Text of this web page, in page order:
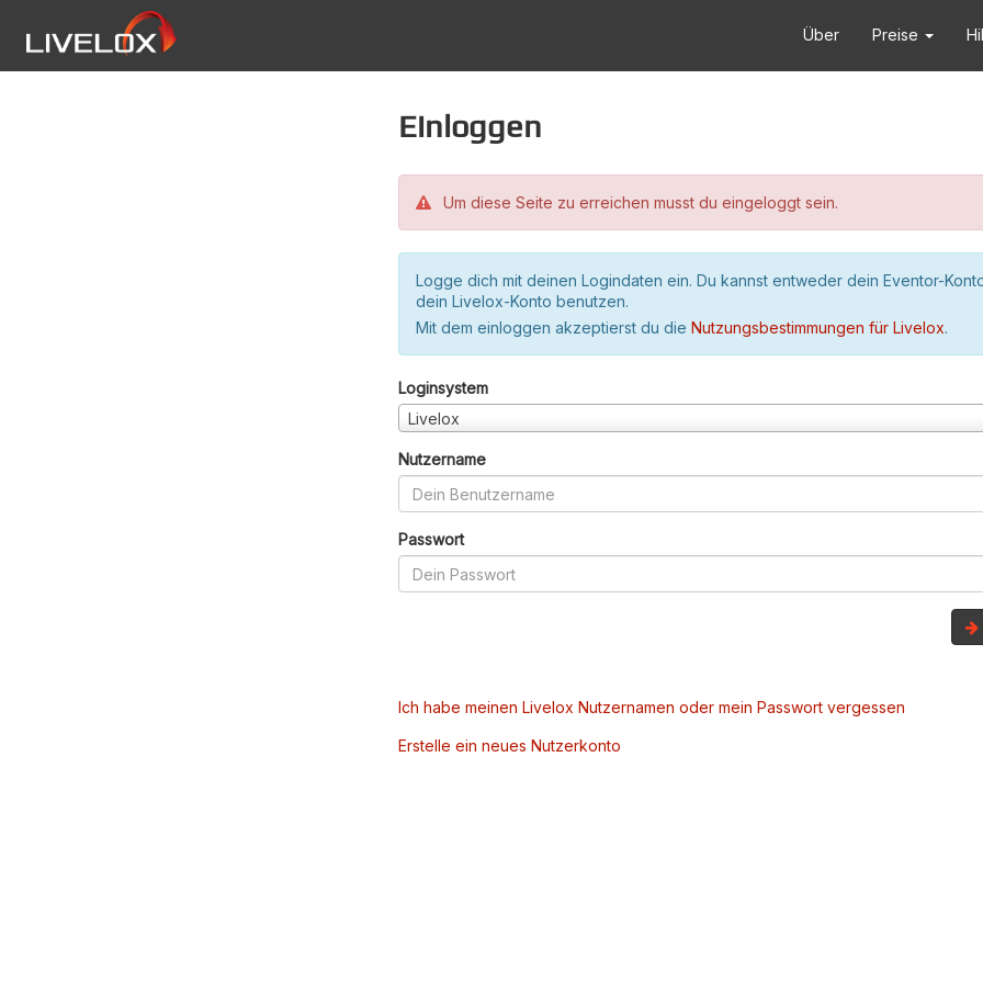
Über Preise
Einloggen
Um diese Seite zu erreichen musst du eingeloggt sein.
Logge dich mit deinen Logindaten ein. Du kannst entweder dein Eventor-
dein Livelox-Konto benutzen.
Mit dem einloggen akzeptierst du die Nutzungsbestimmungen für Livelox.
Loginsystem
Livelox
Nutzername
Passwort
Ich habe meinen Livelox Nutzernamen oder mein Passwort vergessen
Erstelle ein neues Nutzerkonto